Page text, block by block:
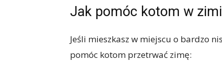
Jak pomóc kotom w
Jeśli mieszkasz w miejscu o bardzo
pomóc kotom przetrwać zimę: